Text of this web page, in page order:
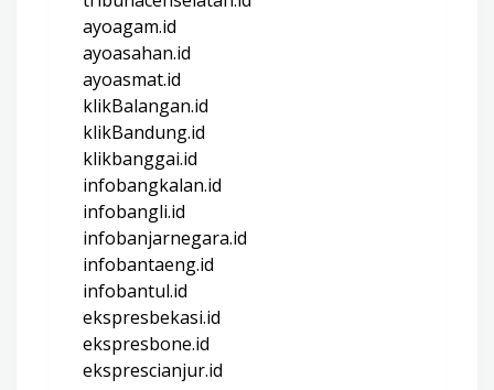
ayoagam.id
ayoasahan.id
ayoasmat.id
klikBalangan.id
klikBandung.id
klikbanggai.id
infobangkalan.id
infobangli.id
infobanjarnegara.id
infobantaeng.id
infobantul.id
ekspresbekasi.id
ekspresbone.id
eksprescianjur.id